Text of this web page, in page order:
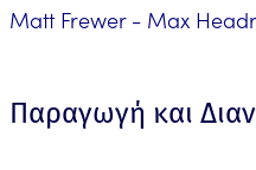
Matt Frewer - Max
Παραγωγή και